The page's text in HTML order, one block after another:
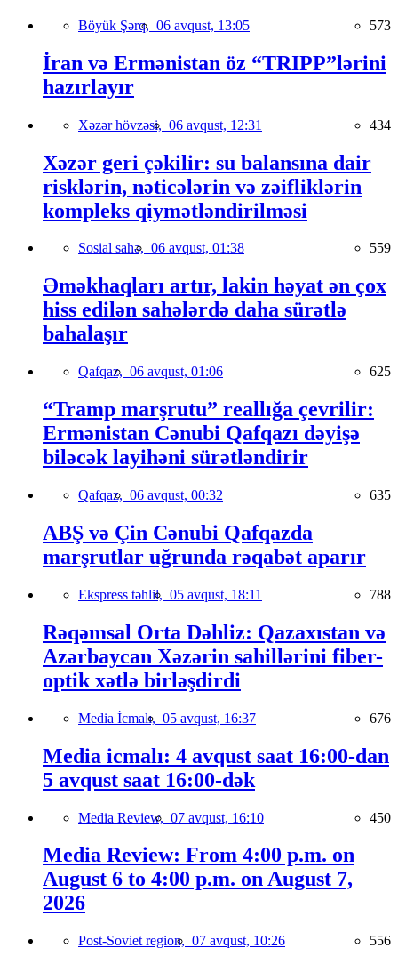
Böyük Şərq, 06 avqust, 13:05 573
İran və Ermənistan öz “TRIPP”lərini
hazırlayır
Xəzər hövzəsi, 06 avqust, 12:31 434
Xəzər geri çəkilir: su balansına dair
risklərin, nəticələrin və zəifliklərin
kompleks qiymətləndirilməsi
Sosial sahə, 06 avqust, 01:38 559
Əməkhaqları artır, lakin həyat ən çox
hiss edilən sahələrdə daha sürətlə
bahalaşır
Qafqaz, 06 avqust, 01:06 625
“Tramp marşrutu” reallığa çevrilir:
Ermənistan Cənubi Qafqazı dəyişə
biləcək layihəni sürətləndirir
Qafqaz, 06 avqust, 00:32 635
ABŞ və Çin Cənubi Qafqazda
marşrutlar uğrunda rəqabət aparır
Ekspress təhlil, 05 avqust, 18:11 788
Rəqəmsal Orta Dəhliz: Qazaxıstan və
Azərbaycan Xəzərin sahillərini fiber-
optik xətlə birləşdirdi
Media İcmalı, 05 avqust, 16:37 676
Media icmalı: 4 avqust saat 16:00-dan
5 avqust saat 16:00-dək
Media Review, 07 avqust, 16:10 450
Media Review: From 4:00 p.m. on
August 6 to 4:00 p.m. on August 7,
2026
Post-Soviet region, 07 avqust, 10:26 556